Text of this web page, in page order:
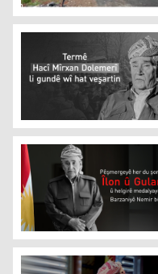
Tendirustiya Soranê:
Termê Hacî Mîrxan
Hacî Mîrxan Dolemerî